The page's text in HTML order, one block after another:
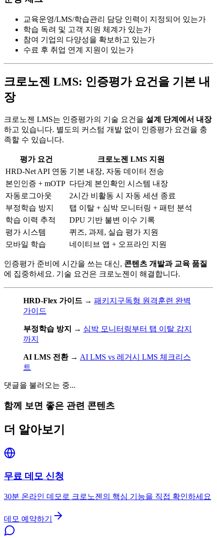
교육운영/LMS/학습관리 담당 인력이 지정되어 있는가
학습 독려 및 고객 지원 체계가 있는가
참여 기업의 다양성을 확보하고 있는가
수료 후 취업 연계 지원이 있는가
크로노젠 LMS: 인증평가 요건을 기본 내
장
크로노젠 LMS는 인증평가의 기술 요건을 설계 단계에서 내장
하고 있습니다. 별도의 커스텀 개발 없이 인증평가 요건을 충
족할 수 있습니다.
평가 요건
크로노젠 LMS 지원
HRD-Net API 연동 기본 내장, 자동 데이터 전송
본인인증 + mOTP 다단계 본인확인 시스템 내장
자동로그아웃
2시간 비활동 시 자동 세션 종료
부정학습 방지
탭 이탈 + 심박 모니터링 + 패턴 분석
학습 이력 추적
DPU 기반 불변 이수 기록
평가 시스템
퀴즈, 과제, 실습 평가 지원
모바일 학습
네이티브 앱 + 오프라인 지원
인증평가 준비에 시간을 쓰는 대신, 콘텐츠 개발과 교육 품질
에 집중하세요. 기술 요건은 크로노젠이 해결합니다.
HRD-Flex 가이드 → 패키지구독형 원격훈련 완벽
가이드
부정학습 방지 → 심박 모니터링부터 탭 이탈 감지
까지
AI LMS 전환→ AI LMS vs 레거시 LMS 체크리스
트
댓글을 불러오는 중...
함께 보면 좋은 관련 콘텐츠
더 알아보기
무료 데모 신청
30분 온라인 데모로 크로노젠의 핵심 기능을 직접 확인하세요
데모 예약하기